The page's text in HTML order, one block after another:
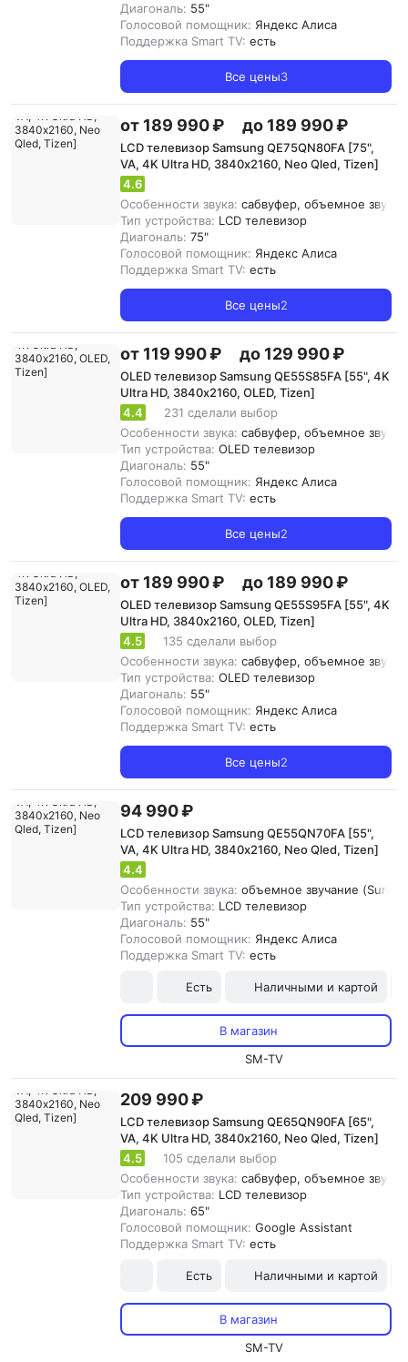
Диагональ: 55"
Голосовой помощник: Яндекс Алиса
Поддержка Smart TV: есть
Все цены3
от 189 990 ₽ до 189 990 ₽
LCD телевизор Samsung QE75QN80FA [75",
VA, 4K Ultra HD, 3840х2160, Neo Qled, Tizen]
4.6
Особенности звука: сабвуфер, объемное
Тип устройства: LCD телевизор
Диагональ: 75"
Голосовой помощник: Яндекс Алиса
Поддержка Smart TV: есть
Все цены2
от 119 990 ₽ до 129 990 ₽
OLED телевизор Samsung QE55S85FA [55", 4K
Ultra HD, 3840х2160, OLED, Tizen]
4.4
231 сделали выбор
Особенности звука: сабвуфер, объемное
Тип устройства: OLED телевизор
Диагональ: 55"
Голосовой помощник: Яндекс Алиса
Поддержка Smart TV: есть
Все цены2
от 189 990 ₽ до 189 990 ₽
OLED телевизор Samsung QE55S95FA [55", 4K
Ultra HD, 3840х2160, OLED, Tizen]
4.5
135 сделали выбор
Особенности звука: сабвуфер, объемное
Тип устройства: OLED телевизор
Диагональ: 55"
Голосовой помощник: Яндекс Алиса
Поддержка Smart TV: есть
Все цены2
94 990 ₽
LCD телевизор Samsung QE55QN70FA [55",
VA, 4K Ultra HD, 3840х2160, Neo Qled, Tizen]
4.4
Особенности звука: объемное звучание
Тип устройства: LCD телевизор
Диагональ: 55"
Голосовой помощник: Яндекс Алиса
Поддержка Smart TV: есть
Есть Наличными и картой
В магазин
SM-TV
209 990 ₽
LCD телевизор Samsung QE65QN90FA [65",
VA, 4K Ultra HD, 3840х2160, Neo Qled, Tizen]
4.5
105 сделали выбор
Особенности звука: сабвуфер, объемное
Тип устройства: LCD телевизор
Диагональ: 65"
Голосовой помощник: Google Assistant
Поддержка Smart TV: есть
Есть Наличными и картой
В магазин
SM-TV